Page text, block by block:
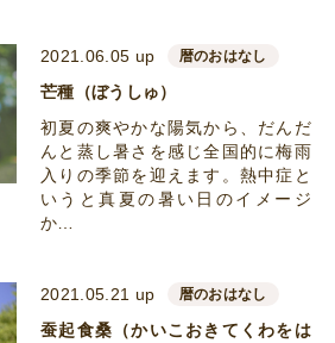
2021.06.05 up 暦のおはなし
芒種（ぼうしゅ）
初夏の爽やかな陽気から、だんだ
んと蒸し暑さを感じ全国的に梅雨
入りの季節を迎えます。熱中症と
いうと真夏の暑い日のイメージ
か…
2021.05.21 up 暦のおはなし
蚕起食桑（かいこおきてくわをは